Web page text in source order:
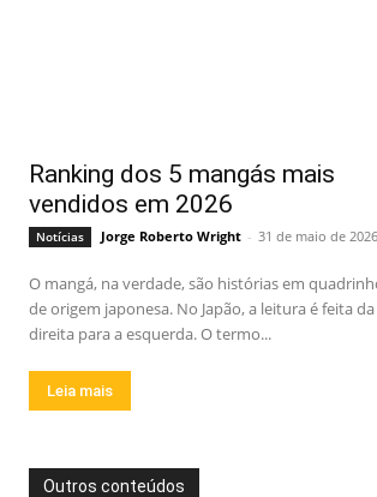
Ranking dos 5 mangás mais
vendidos em 2026
Notícias Jorge Roberto Wright - 31 de maio de 2026
O mangá, na verdade, são histórias em
de origem japonesa. No Japão, a leitura é feita da
direita para a esquerda. O termo...
Leia mais
Outros conteúdos